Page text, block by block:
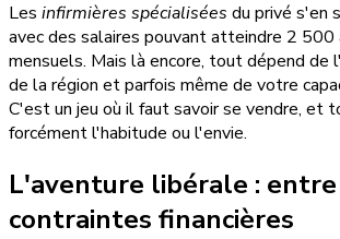
Les infirmières spécialisées du privé s'en
avec des salaires pouvant atteindre 2
mensuels. Mais là encore, tout dépend de
de la région et parfois même de votre
C'est un jeu où il faut savoir se vendre, et
forcément l'habitude ou l'envie.
L'aventure libérale :
contraintes financières